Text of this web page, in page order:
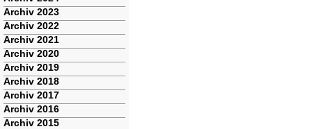
Archiv 2023
Archiv 2022
Archiv 2021
Archiv 2020
Archiv 2019
Archiv 2018
Archiv 2017
Archiv 2016
Archiv 2015